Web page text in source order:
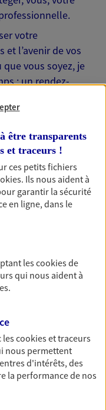
votre
l’avenir de vos
que vous soyez, je
: un rendez-
avec vous !
épargne : achat
voyage autour
et
chapitre de
Découvrez
Retraite)
être transparents
et traceurs !
ces petits fichiers
. Ils nous aident à
garantir la sécurité
en ligne, dans le
lescookiesde
qui nous aident à
lescookies et traceurs
nous permettent
d'intérêts, des
la performance de nos